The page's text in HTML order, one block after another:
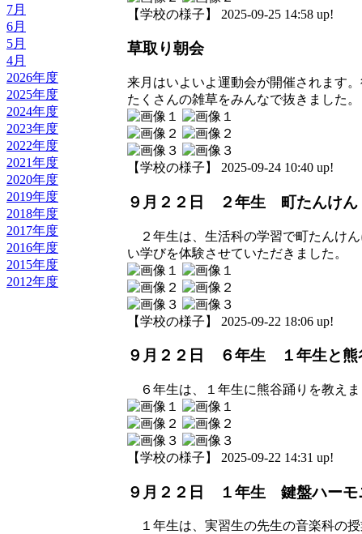
7月
6月
5月
4月
2026年度
2025年度
2024年度
2023年度
2022年度
2021年度
2020年度
2019年度
2018年度
2017年度
2016年度
2015年度
2012年度
【学校の様子】 2025-09-25 14:58 up!
草取り朝会
来月はいよいよ運動会が開催されます
たくさんの雑草をみんなで抜きました。
【学校の様子】 2025-09-24 10:40 up!
９月２２日 ２年生 町たんけん
２年生は、生活科の学習で町たんけ
い学びを体験させていただきました。
【学校の様子】 2025-09-22 18:06 up!
９月２２日 ６年生 １年生と熊
６年生は、１年生に熊谷踊りを教えま
【学校の様子】 2025-09-22 14:31 up!
９月２２日 １年生 鍵盤ハーモ
１年生は、実習生の先生の音楽科の授